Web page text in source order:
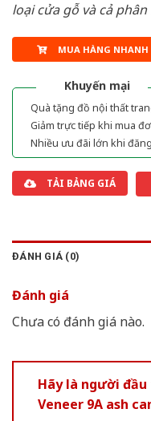
loại cửa gỗ và cả
MUA HÀNG NHANH
Khuyến mại
Quà tặng đồ nội thất
Giảm trực tiếp khi mua
Nhiều ưu đãi lớn khi
TẢI BẢNG GIÁ
ĐÁNH GIÁ (0)
Đánh giá
Chưa có đánh giá nào.
Hãy là người đầu
Veneer 9A ash